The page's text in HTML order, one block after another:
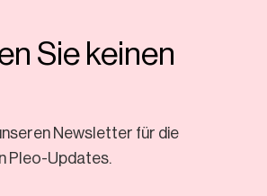
Sie keinen
Newsletter für die
Pleo-Updates.